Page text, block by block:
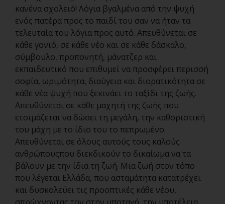
κανένα σχολειό! Λόγια βγαλμένα από την ψυχή
ενός πατέρα προς το παιδί του σαν να ήταν τα
τελευταία του λόγια προς αυτό. Απευθύνεται σε
κάθε γονιό, σε κάθε νέο και σε κάθε δάσκαλο,
σύμβουλο, προπονητή, μάνατζερ και
εκπαιδευτικό που επιθυμεί να προσφέρει περισσή
σοφία, ωριμότητα, διαύγεια και διορατικότητα σε
κάθε νέα ψυχή που ξεκινάει το ταξίδι της ζωής.
Απευθύνεται σε κάθε μαχητή της ζωής που
ετοιμάζεται να δώσει τη μεγάλη, την καθοριστική
του μάχη με το ίδιο του το πεπρωμένο.
Απευθύνεται σε όλους αυτούς τους καλούς
ανθρώπουςπου διεκδικούν το δικαίωμα να τα
βάλουν με την ίδια τη ζωή. Μια ζωή στον τόπο
που λέγεται Ελλάδα, που ασταμάτητα κατατρέχει
και δυσκολεύει τις προοπτικές κάθε νέου,